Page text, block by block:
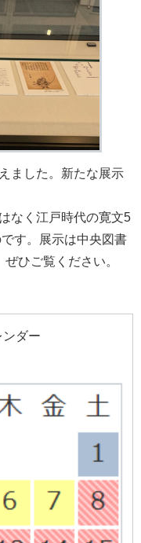
ました。新たな展示
なく江戸時代の寛文5
す。展示は中央図書
ひご覧ください。
ダー